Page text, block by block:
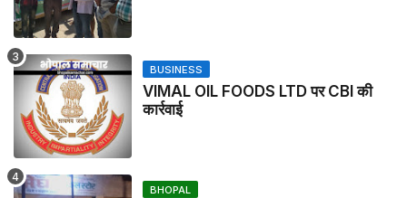
BUSINESS
VIMAL OIL FOODS LTD पर CBI की
कार्रवाई
BHOPAL